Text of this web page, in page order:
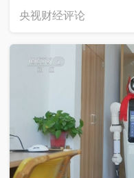
央视财经评论